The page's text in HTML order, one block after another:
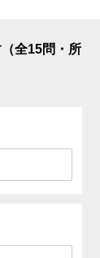
全15問・所